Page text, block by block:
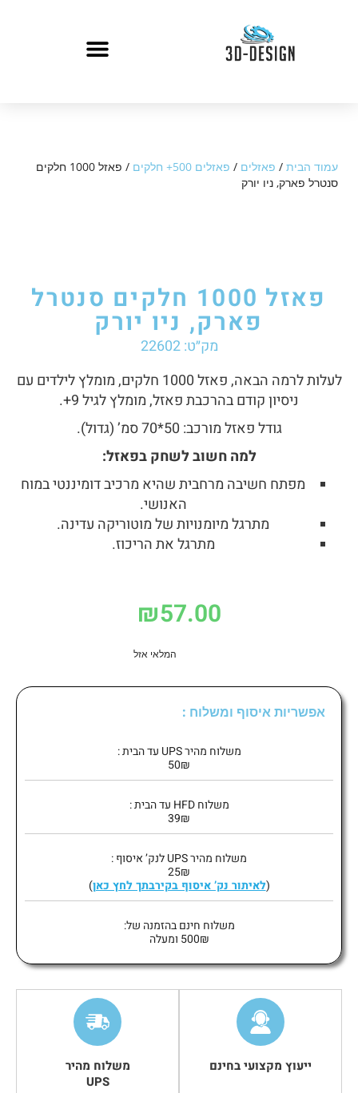
עמוד הבית / פאזלים / פאזלים 500+ חלקים
/ פאזל 1000 חלקים
סנטרל פארק, ניו יורק
פאזל 1000 חלקים סנטרל
פארק, ניו יורק
מק״ט: 22602
לעלות לרמה הבאה, פאזל 1000 חלקים, מומלץ לילדים עם
ניסיון קודם בהרכבת פאזל, מומלץ לגיל 9+.
גודל פאזל מורכב: 50*70 סמ’ (גדול).
למה חשוב לשחק בפאזל:
מפתח חשיבה מרחבית שהיא מרכיב דומיננטי במוח
האנושי.
מתרגל מיומנויות של מוטוריקה עדינה.
מתרגל את הריכוז.
₪57.00
המלאי אזל
אפשריות איסוף ומשלוח :
משלוח מהיר UPS עד הבית :
50₪
משלוח HFD עד הבית :
39₪
משלוח מהיר UPS לנק’ איסוף :
25₪
(לאיתור נק’ איסוף בקירבתך לחץ כאן)
משלוח חינם בהזמנה של:
500₪ ומעלה
ייעוץ מקצועי בחינם
משלוח מהיר
UPS